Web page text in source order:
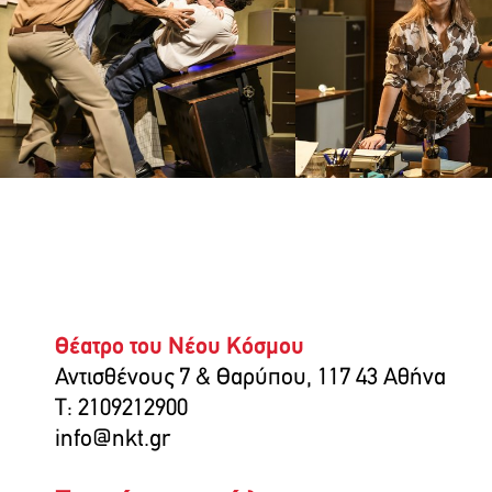
Θέατρο του Νέου Κόσμου
Αντισθένους 7 & Θαρύπου, 117 43 Αθήνα
T: 2109212900
info@nkt.gr